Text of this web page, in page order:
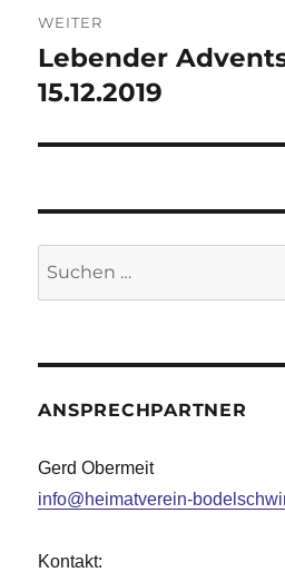
WEITER
Nächster
Beitrag:
Lebender
15.12.2019
ANSPRECHPARTNER
Gerd Obermeit
info@heimatverein-
Kontakt: